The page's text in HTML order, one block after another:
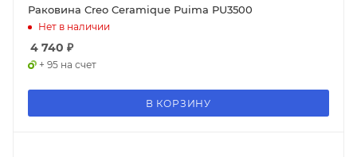
Раковина Creo Ceramique Puima PU3500
Нет в наличии
4 740 ₽
+ 95 на счет
В КОРЗИНУ